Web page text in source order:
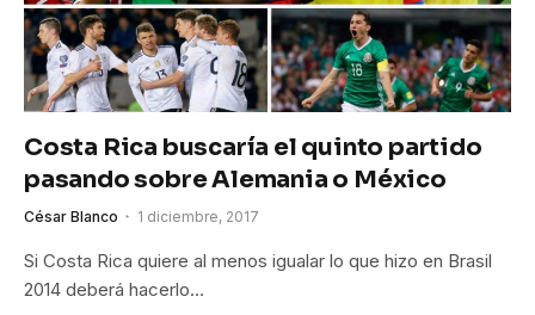
Costa Rica buscaría el quinto partido
pasando sobre Alemania o México
César Blanco 1 diciembre, 2017
Si Costa Rica quiere al menos igualar lo que hizo en Brasil
2014 deberá hacerlo…